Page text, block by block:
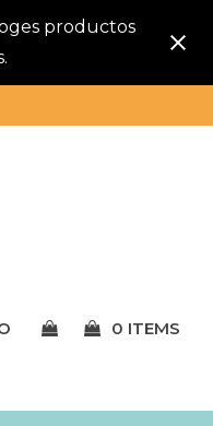
productos
0 ITEMS